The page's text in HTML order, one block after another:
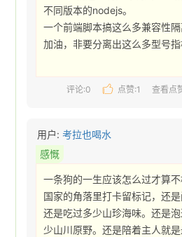
不同版本的nodejs。
一个前端脚本搞这么多兼容性
加油，非要分离出这么多型号指
评论:0 点赞:1 查看点
用户:考拉也喝水
感慨
一条狗的一生应该怎么过才算
国家的角落里打卡留标记，还是
还是吃过多少山珍海味。还是
少山川原野。还是陪着主人就